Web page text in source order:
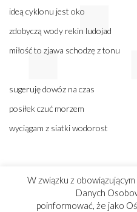
ideą cyklonu jest oko
zdobyczą wody rekin ludojad
miłość to zjawa schodzę z tonu
sugeruję dowóz na czas
posiłek czuć morzem
wyciągam z siatki wodorost
Doncic
W związku z
Danych
poinformować, że jako